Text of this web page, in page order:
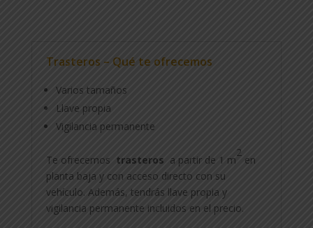
Trasteros – Qué te ofrecemos
Varios tamaños
Llave propia
Vigilancia permanente
Te ofrecemos trasteros a partir de 1 m
2
en
planta baja y con acceso directo con su
vehículo. Además, tendrás llave propia y
vigilancia permanente incluidos en el precio.